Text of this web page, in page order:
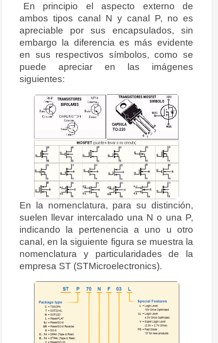
En principio el aspecto externo de
ambos tipos canal N y canal P, no es
apreciable por sus encapsulados, sin
embargo la diferencia es más evidente
en sus respectivos símbolos, como se
puede apreciar en las imágenes
siguientes:
En la nomenclatura, para su distinción,
suelen llevar intercalado una N o una P,
indicando la pertenencia a uno u otro
canal, en la siguiente figura se muestra la
nomenclatura y particularidades de la
empresa ST (STMicroelectronics).